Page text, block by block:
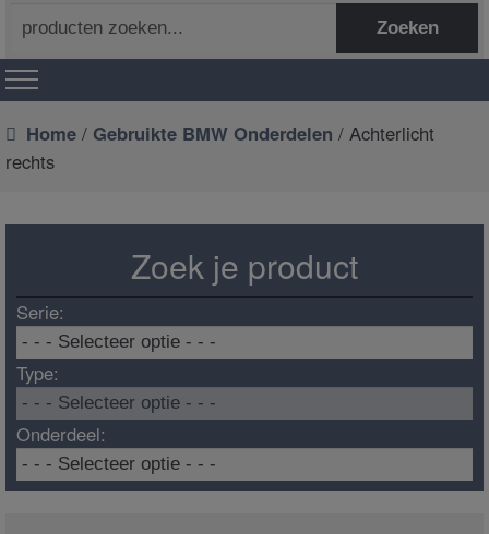
naar:
Zoeken
Home / Gebruikte BMW Onderdelen / Achterlicht
rechts
Zoek je product
Serie:
Type:
Onderdeel: